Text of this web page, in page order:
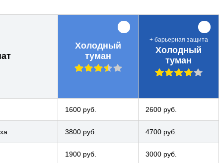
Холодный
туман
+ барьерная защита
Холодный
туман
1600 руб. 2600 руб.
3800 руб. 4700 руб.
1900 руб. 3000 руб.